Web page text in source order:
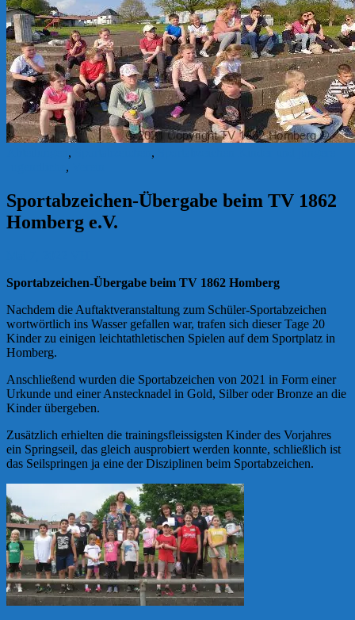
, ,
,
Sportabzeichen-Übergabe beim TV 1862
Homberg e.V.
Sportabzeichen-Übergabe beim TV 1862 Homberg
Nachdem die Auftaktveranstaltung zum Schüler-Sportabzeichen
wortwörtlich ins Wasser gefallen war, trafen sich dieser Tage 20
Kinder zu einigen leichtathletischen Spielen auf dem Sportplatz in
Homberg.
Anschließend wurden die Sportabzeichen von 2021 in Form einer
Urkunde und einer Anstecknadel in Gold, Silber oder Bronze an die
Kinder übergeben.
Zusätzlich erhielten die trainingsfleissigsten Kinder des Vorjahres
ein Springseil, das gleich ausprobiert werden konnte, schließlich ist
das Seilspringen ja eine der Disziplinen beim Sportabzeichen.